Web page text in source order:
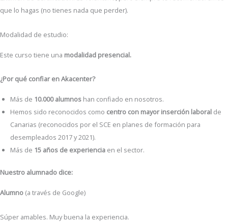
que lo hagas (no tienes nada que perder).
Modalidad de estudio:
Este curso tiene una modalidad presencial.
¿Por qué confiar en Akacenter?
Más de 10.000 alumnos han confiado en nosotros.
Hemos sido reconocidos como centro con mayor inserción laboral de
Canarias (reconocidos por el SCE en planes de formación para
desempleados 2017 y 2021).
Más de 15 años de experiencia en el sector.
Nuestro alumnado dice:
Alumno (a través de Google)
Súper amables. Muy buena la experiencia.